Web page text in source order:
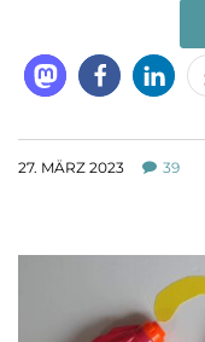
27. MÄRZ 2023 39